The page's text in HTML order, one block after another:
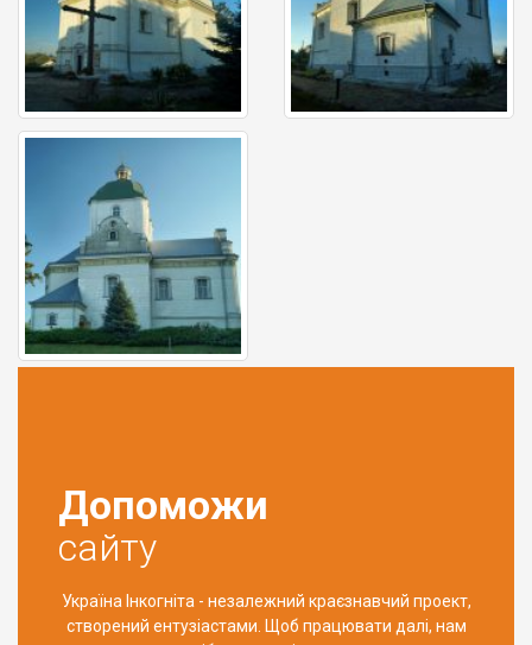
Допоможи
сайту
Україна Інкогніта - незалежний краєзнавчий проект,
створений ентузіастами. Щоб працювати далі, нам